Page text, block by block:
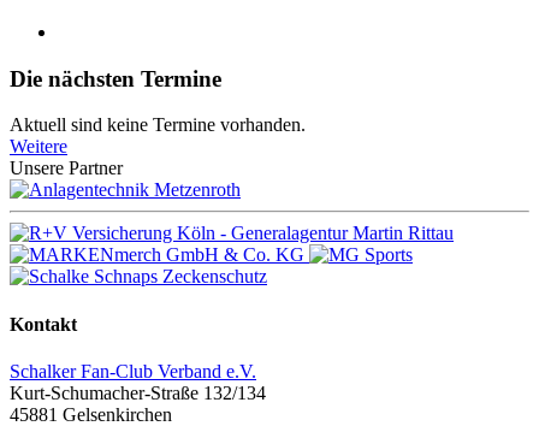
Die nächsten Termine
Aktuell sind keine Termine vorhanden.
Weitere
Unsere Partner
Kontakt
Schalker Fan-Club Verband e.V.
Kurt-Schumacher-Straße 132/134
45881 Gelsenkirchen